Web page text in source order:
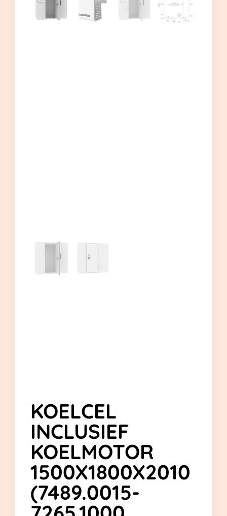
KOELCEL
INCLUSIEF
KOELMOTOR
1500X1800X2010
(7489.0015-